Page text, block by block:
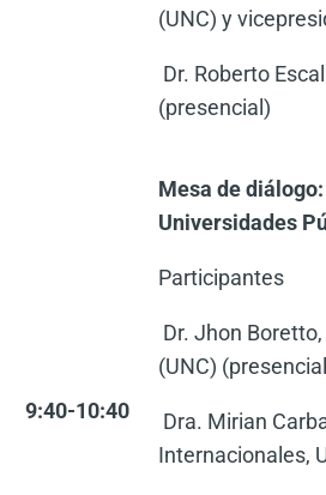
(UNC) y
Dr. Roberto
(presencial)
9:40-10:40
Mesa de
Universidades
Participantes
Dr. Jhon
(UNC)
Dra. Mirian
Internacionales,